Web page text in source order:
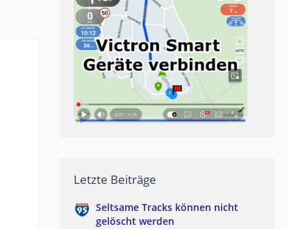
Letzte Beiträge
Seltsame Tracks können nicht
gelöscht werden